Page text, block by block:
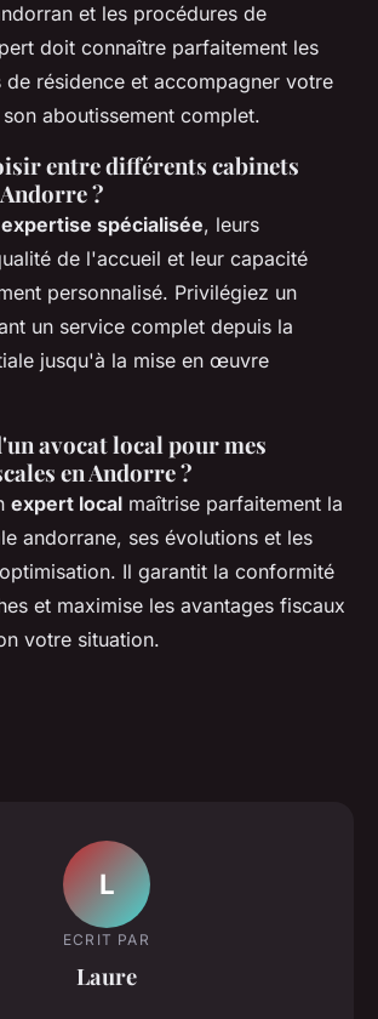
et les procédures de
doit connaître parfaitement les
résidence et accompagner votre
aboutissement complet.
entre différents cabinets
?
expertise spécialisée, leurs
de l'accueil et leur capacité
personnalisé. Privilégiez un
un service complet depuis la
jusqu'à la mise en œuvre
avocat local pour mes
en Andorre ?
expert local maîtrise parfaitement la
andorrane, ses évolutions et les
Il garantit la conformité
et maximise les avantages fiscaux
votre situation.
L
ECRIT PAR
Laure